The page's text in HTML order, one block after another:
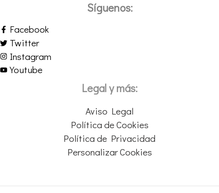
Síguenos:
Facebook
Twitter
Instagram
Youtube
Legal y más:
Aviso Legal
Política de Cookies
Política de Privacidad
Personalizar Cookies